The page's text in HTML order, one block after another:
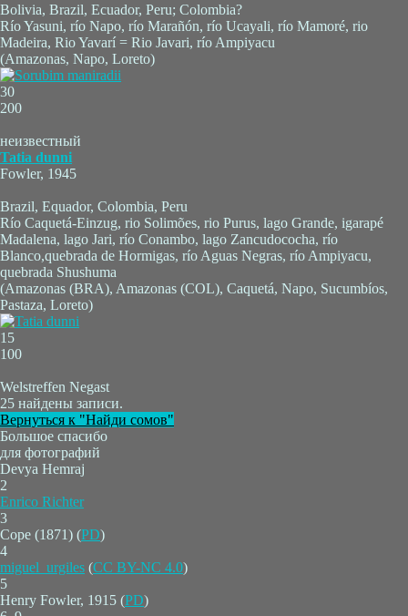
Bolivia, Brazil, Ecuador, Peru; Colombia?
Río Yasuni, río Napo, río Marañón, río Ucayali, río Mamoré, rio
Madeira, Rio Yavarí = Rio Javari, río Ampiyacu
(Amazonas, Napo, Loreto)
30
200
неизвестный
Tatia dunni
Fowler, 1945
Brazil, Equador, Colombia, Peru
Río Caquetá-Einzug, rio Solimões, rio Purus, lago Grande, igarapé
Madalena, lago Jari, río Conambo, lago Zancudococha, río
Blanco,quebrada de Hormigas, río Aguas Negras, río Ampiyacu,
quebrada Shushuma
(Amazonas (BRA), Amazonas (COL), Caquetá, Napo, Sucumbíos,
Pastaza, Loreto)
15
100
Welstreffen Negast
25 найдены записи.
Вернуться к "Найди сомов"
Большое спасибо
для фотографий
Devya Hemraj
2
Enrico Richter
3
Cope (1871) (PD)
4
miguel_urgiles (CC BY-NC 4.0)
5
Henry Fowler, 1915 (PD)